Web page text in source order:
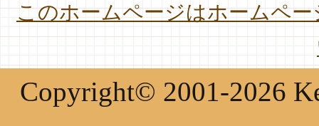
このホームページはホームペ
Copyright© 2001-2026